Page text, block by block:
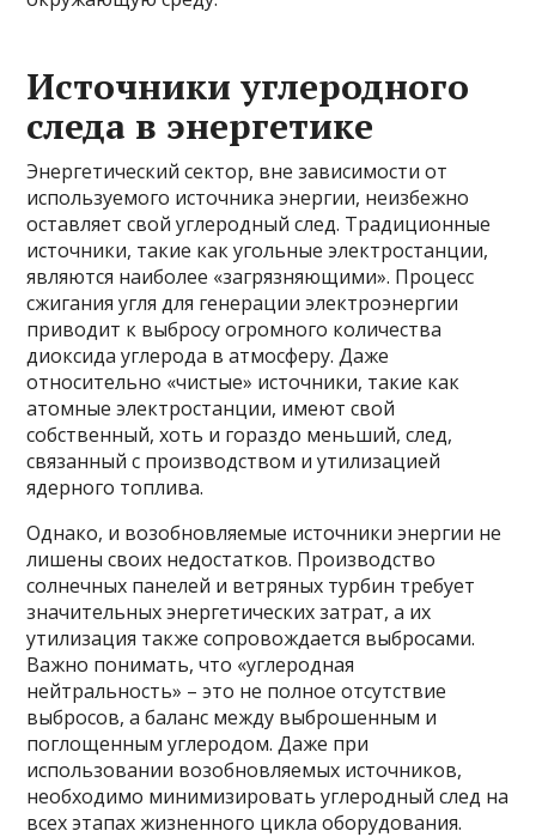
Источники углеродного
следа в энергетике
Энергетический сектор, вне зависимости от
используемого источника энергии, неизбежно
оставляет свой углеродный след. Традиционные
источники, такие как угольные электростанции,
являются наиболее «загрязняющими». Процесс
сжигания угля для генерации электроэнергии
приводит к выбросу огромного количества
диоксида углерода в атмосферу. Даже
относительно «чистые» источники, такие как
атомные электростанции, имеют свой
собственный, хоть и гораздо меньший, след,
связанный с производством и утилизацией
ядерного топлива.
Однако, и возобновляемые источники энергии не
лишены своих недостатков. Производство
солнечных панелей и ветряных турбин требует
значительных энергетических затрат, а их
утилизация также сопровождается выбросами.
Важно понимать, что «углеродная
нейтральность» – это не полное отсутствие
выбросов, а баланс между выброшенным и
поглощенным углеродом. Даже при
использовании возобновляемых источников,
необходимо минимизировать углеродный след на
всех этапах жизненного цикла оборудования.